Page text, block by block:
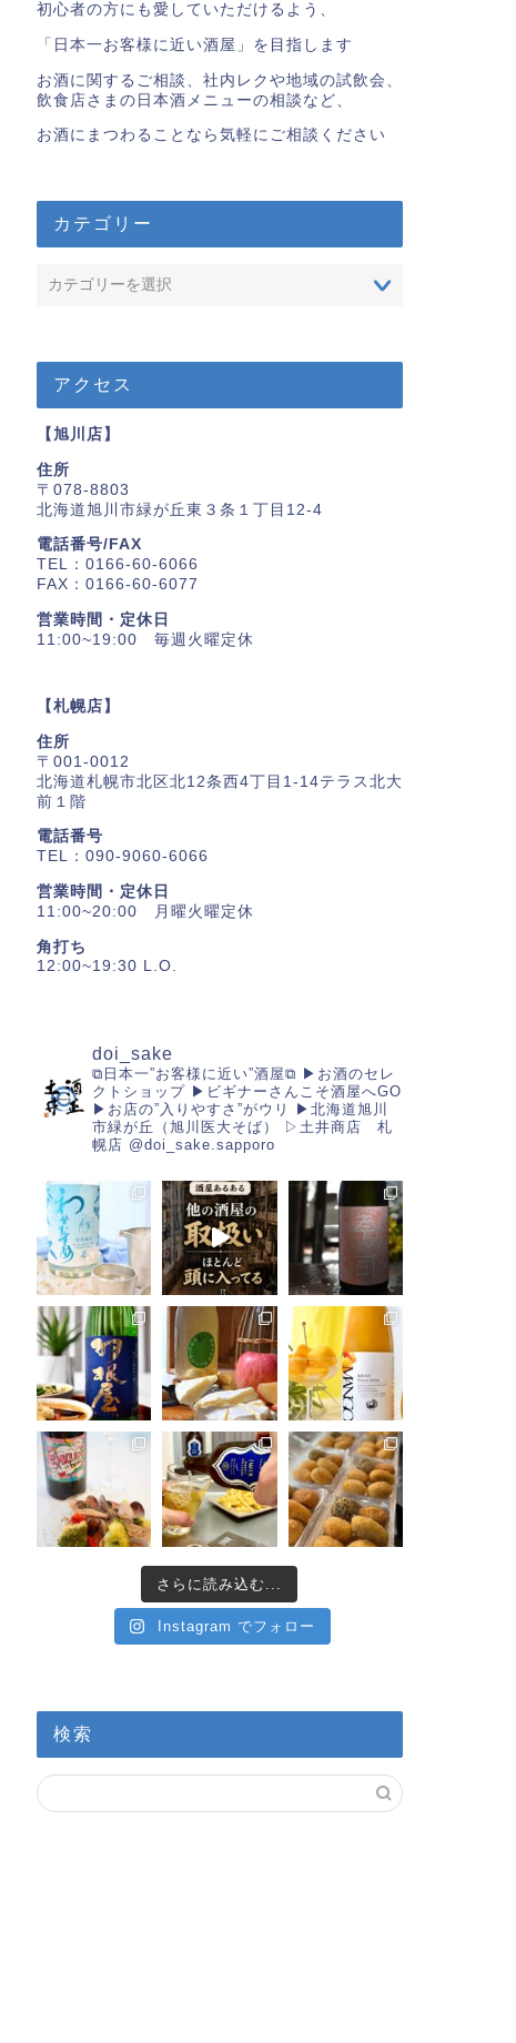
初心者の方にも愛していただけるよう、
「日本一お客様に近い酒屋」を目指します
お酒に関するご相談、社内レクや地域の試飲会、
飲食店さまの日本酒メニューの相談など、
お酒にまつわることなら気軽にご相談ください
カテゴリー
アクセス
【旭川店】
住所
〒078-8803
北海道旭川市緑が丘東３条１丁目12-4
電話番号/FAX
TEL：0166-60-6066
FAX：0166-60-6077
営業時間・定休日
11:00~19:00 毎週火曜定休
【札幌店】
住所
〒001-0012
北海道札幌市北区北12条西4丁目1-14テラス北大
前１階
電話番号
TEL：090-9060-6066
営業時間・定休日
11:00~20:00 月曜火曜定休
角打ち
12:00~19:30 L.O.
doi_sake
⧉日本一”お客様に近い”酒屋⧉ ▶︎お酒のセレ
クトショップ▶︎ビギナーさんこそ酒屋へGO
▶︎お店の”入りやすさ”がウリ
▶︎北海道旭川
市緑が丘（旭川医大そば）
▷土井商店 札
幌店 @doi_sake.sapporo
さらに読み込む...
Instagram でフォロー
検索